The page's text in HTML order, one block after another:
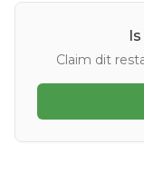
Claim dit